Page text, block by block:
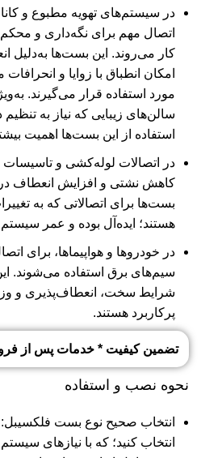
در سیستم‌های تهویه مطبوع و
اتصال مهم برای نگه‌داری و
کار می‌روند. این بست‌ها به‌دلیل
امکان انطباق با زوایا و
مورد استفاده قرار می‌گیرند.
سالن‌های زیبایی که نیاز به تنظیم
استفاده از این بست‌ها اهمیت
در اتصالات لوله‌کشی و
کاهش نشتی و افزایش انعطاف
بست‌ها برای اتصالاتی که به
هستند؛ ایده‌آل بوده و عمر
در خودروها و هواپیماها، برای
سیم‌های برق استفاده می‌شوند.
شرایط سخت، انعطاف‌پذیری و
پرکاربرد هستند.
تضمین کیفیت * خدمات پس از
نحوه نصب و استفاده
انتخاب صحیح نوع بست فلکسیبل:
انتخاب کنید؛ که با نیازهای